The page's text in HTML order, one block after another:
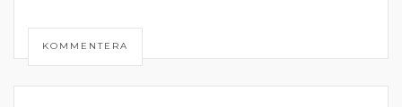
KOMMENTERA